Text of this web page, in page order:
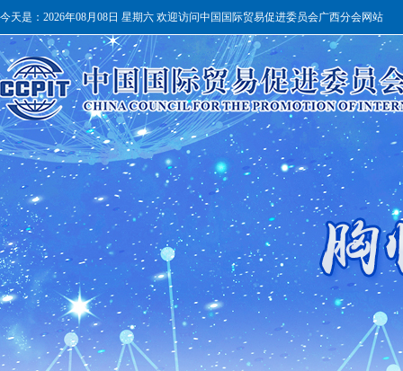
今天是： 2026年08月08日 星期六 欢迎访问中国国际贸易促进委员会广西分会网站